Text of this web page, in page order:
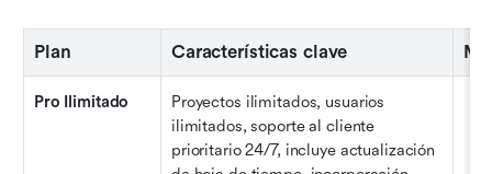
Plan Características clave
Pro Ilimitado
Proyectos ilimitados, usuarios
ilimitados, soporte al cliente
prioritario 24/7, incluye actualización